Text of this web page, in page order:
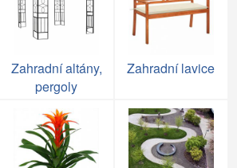
Zahradní altány,
pergoly
Zahradní lavice